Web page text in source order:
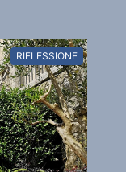
RIFLESSIONE